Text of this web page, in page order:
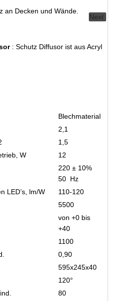
Next
an Decken und Wände.
: Schutz Diffusor ist aus Acryl
Blechmaterial
2,1
1,5
W
12
220 ± 10%
50 Hz
LED’s, lm/W
110-120
5500
von +0 bis
+40
1100
0,90
595x245x40
120°
80